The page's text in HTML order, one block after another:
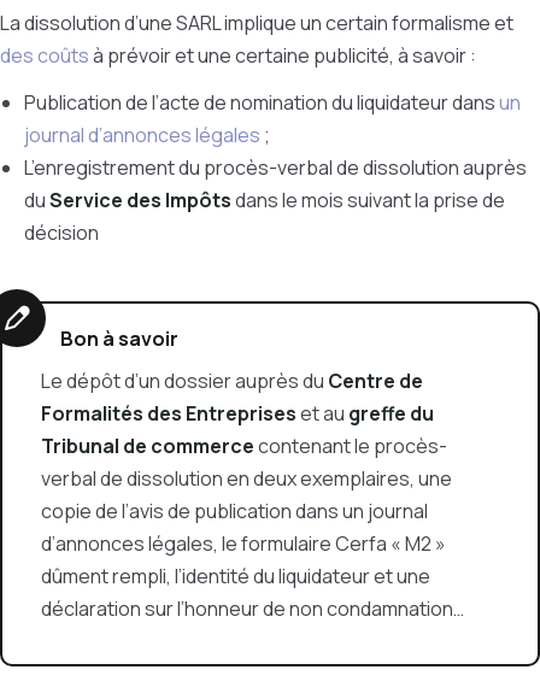
La dissolution d’une SARL implique un certain formalisme et
des coûtsà prévoir et une certaine publicité, à savoir :
Publication de l’acte de nomination du liquidateur dansun
journal d’annonces légales ;
L’enregistrement du procès-verbal de dissolution auprès
duService des Impôtsdans le mois suivant la prise de
décision
Bon à savoir
Le dépôt d’un dossier auprès du Centre de
Formalités des Entrepriseset au greffe du
Tribunal de commercecontenant le procès-
verbal de dissolution en deux exemplaires, une
copie de l’avis de publication dans un journal
d’annonces légales, le formulaire Cerfa « M2 »
dûment rempli, l’identité du liquidateur et une
déclaration sur l’honneur de non condamnation…